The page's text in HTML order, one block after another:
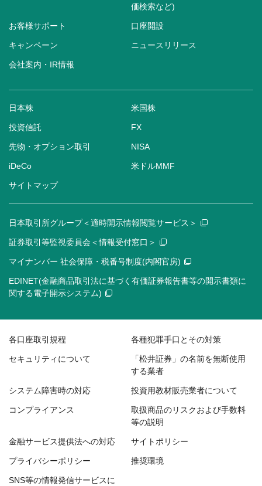
価検索など)
お客様サポート 口座開設
キャンペーン ニュースリリース
会社案内・IR情報
日本株 米国株
投資信託 FX
先物・オプション取引 NISA
iDeCo 米ドルMMF
サイトマップ
日本取引所グループ＜適時開示情報閲覧サービス＞
証券取引等監視委員会＜情報受付窓口＞
マイナンバー 社会保障・税番号制度(内閣官房)
EDINET(金融商品取引法に基づく有価証券報告書等の開示書類に
関する電子開示システム)
各口座取引規程 各種犯罪手口とその対策
セキュリティについて
「松井証券」の名前を無断使用
する業者
システム障害時の対応 投資用教材販売業者について
コンプライアンス
取扱商品のリスクおよび手数料
等の説明
金融サービス提供法への対応 サイトポリシー
プライバシーポリシー 推奨環境
SNS等の情報発信サービスに